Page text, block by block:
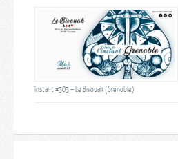
Instant #303 – Le Bivouak (Grenoble)